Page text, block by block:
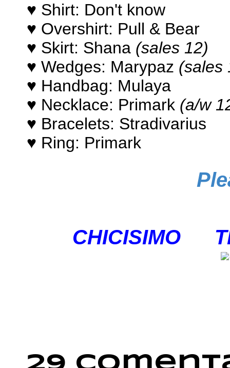
♥ Shirt: Don't know
♥ Overshirt: Pull & Bear
♥ Skirt: Shana (sales 12)
♥ Wedges: Marypaz (sales
♥ Handbag: Mulaya
♥ Necklace: Primark (a/w
♥ Bracelets: Stradivarius
♥ Ring: Primark
CHICISIMO